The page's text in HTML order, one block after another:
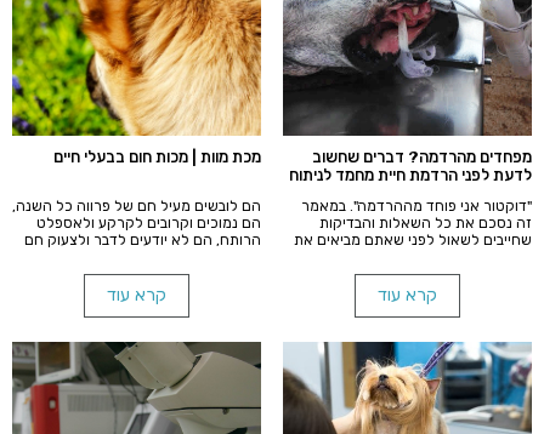
מפחדים מהרדמה? דברים שחשוב
לדעת לפני הרדמת חיית מחמד לניתוח
"דוקטור אני פוחד מההרדמה". במאמר
זה נסכם את כל השאלות והבדיקות
שחייבים לשאול לפני שאתם מביאים את
קרא עוד
מכת מוות | מכות חום בבעלי חיים
הם לובשים מעיל חם של פרווה כל השנה,
הם נמוכים וקרובים לקרקע ולאספלט
הרותח, הם לא יודעים לדבר ולצעוק חם
מים. הם כמעט לא מזיעים ומתקשים
להיפטר מהחום. כאלו הם ידידנו על
קרא עוד